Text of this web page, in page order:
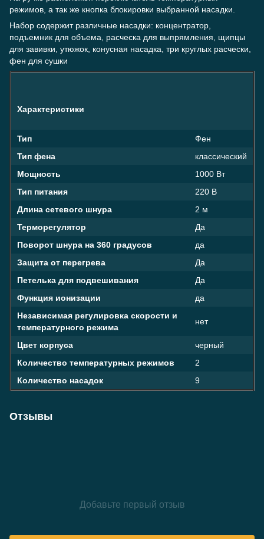
режимов, а так же кнопка блокировки выбранной насадки.
Набор содержит различные насадки: концентратор,
подъемник для объема, расческа для выпрямления, щипцы
для завивки, утюжок, конусная насадка, три круглых расчески,
фен для сушки
Характеристики
Тип
Фен
Тип фена
классический
Мощность
1000 Вт
Тип питания
220 В
Длина сетевого шнура
2 м
Терморегулятор
Да
Поворот шнура на 360 градусов
да
Защита от перегрева
Да
Петелька для подвешивания
Да
Функция ионизации
да
Независимая регулировка скорости и
температурного режима
нет
Цвет корпуса
черный
Количество температурных режимов
2
Количество насадок
9
Отзывы
Добавьте первый отзыв